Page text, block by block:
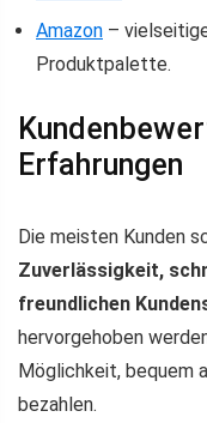
Amazon –
Produktpalette.
Erfahrungen
Die meisten Kunden
Zuverlässigkeit,
freundlichen
hervorgehoben
Möglichkeit, bequem
bezahlen.